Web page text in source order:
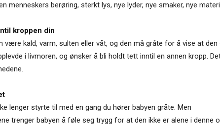
menneskers berøring, sterkt lys, nye lyder, nye smaker, nye
kroppen din
være kald, varm, sulten eller våt, og den må gråte for å vise at
i livmoren, og ønsker å bli holdt tett inntil en annen kropp.
lenger styrte til med en gang du hører babyen gråte. Men
trenger babyen å føle seg trygg for at den ikke er alene i denne